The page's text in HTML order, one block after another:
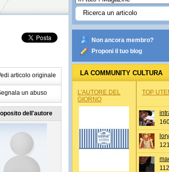
articolo originale
un abuso
dell'autore
Non ancora membro?
Proponi il tuo blog
LA COMMUNITY CULTURA
L'AUTORE DEL
GIORNO
TOP